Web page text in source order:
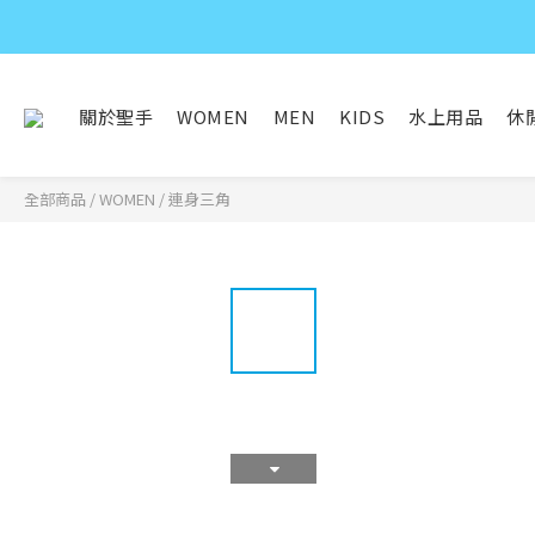
關於聖手 WOMEN MEN KIDS 水上用品 休
全部商品 /WOMEN /連身三角